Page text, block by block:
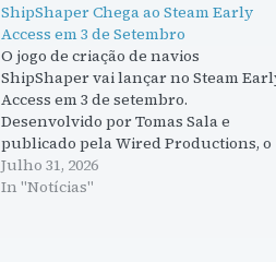
ShipShaper Chega ao Steam Early
Access em 3 de Setembro
O jogo de criação de navios
ShipShaper vai lançar no Steam
Access em 3 de setembro.
Desenvolvido por Tomas Sala e
publicado pela Wired Productions, o
jogo permite aos jogadores criar e
navegar com os seus próprios
Julho 31, 2026
In "Notícias"